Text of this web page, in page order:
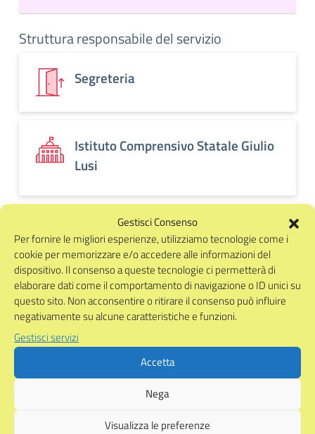
Gestisci Consenso
Per fornire le migliori esperienze, utilizziamo tecnologie come i
cookie per memorizzare e/o accedere alle informazioni del
dispositivo. Il consenso a queste tecnologie ci permetterà di
elaborare dati come il comportamento di navigazione o ID unici su
questo sito. Non acconsentire o ritirare il consenso può influire
negativamente su alcune caratteristiche e funzioni.
Gestisci servizi
Accetta
Nega
Visualizza le preferenze
Struttura responsabile del servizio
Segreteria
Istituto Comprensivo Statale Giulio
Lusi
Pubblicato:23.11.2024 - Revisione: 24.11.2024
Eccetto dove diversamente specificato, questo articolo è
stato rilasciato sotto Licenza Creative Commons
Attribuzione 4.0 Italia.
Altri contenuti che potrebbero
interessarti